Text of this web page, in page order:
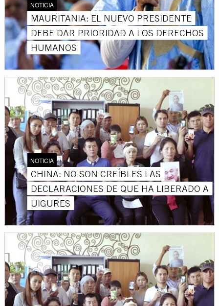
NOTICIA
MAURITANIA: EL NUEVO PRESIDENTE
DEBE DAR PRIORIDAD A LOS DERECHOS
HUMANOS
NOTICIA
CHINA: NO SON CREÍBLES LAS
DECLARACIONES DE QUE HA LIBERADO A
UIGURES